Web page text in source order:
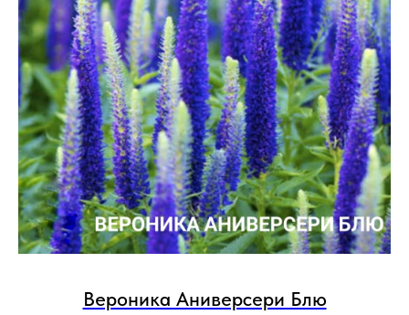
Вероника Аниверсери Блю